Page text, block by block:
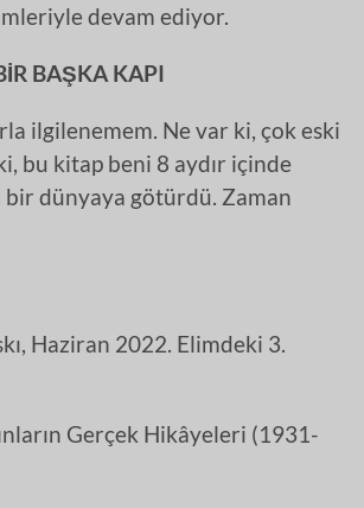
devam ediyor.
BAŞKA KAPI
ilgilenemem. Ne var ki, çok eski
bu kitap beni 8 aydır içinde
bir dünyaya götürdü. Zaman
Haziran 2022. Elimdeki 3.
Gerçek Hikâyeleri (1931-